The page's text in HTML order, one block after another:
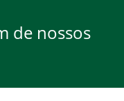
de nossos